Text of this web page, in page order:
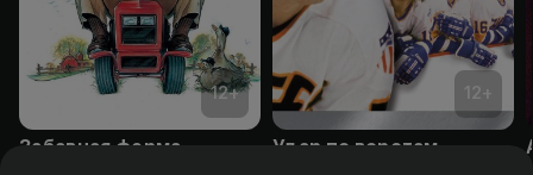
12+
Забавная ферма
12+
Удар по воротам